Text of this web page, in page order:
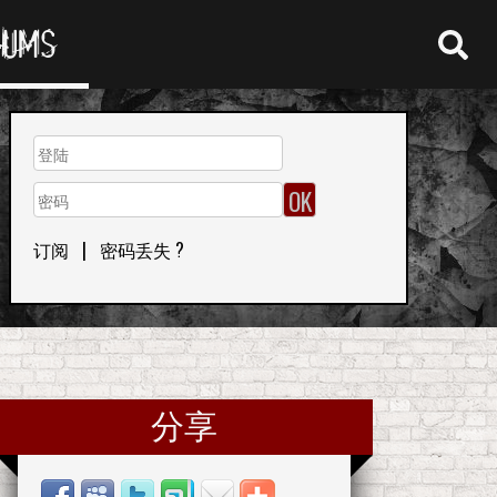
订阅 | 密码丢失 ?
分享